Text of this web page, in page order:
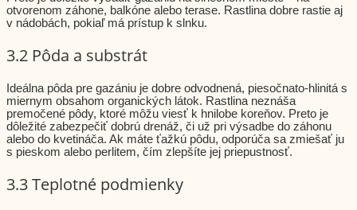
otvorenom záhone, balkóne alebo terase. Rastlina dobre rastie aj
v nádobách, pokiaľ má prístup k slnku.
3.2 Pôda a substrát
Ideálna pôda pre gazániu je dobre odvodnená, piesočnato-hlinitá s
miernym obsahom organických látok. Rastlina neznáša
premočené pôdy, ktoré môžu viesť k hnilobe koreňov. Preto je
dôležité zabezpečiť dobrú drenáž, či už pri výsadbe do záhonu
alebo do kvetináča. Ak máte ťažkú pôdu, odporúča sa zmiešať ju
s pieskom alebo perlitem, čím zlepšíte jej priepustnosť.
3.3 Teplotné podmienky